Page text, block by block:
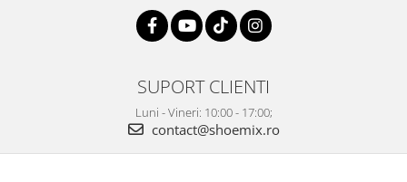
SUPORT CLIENTI
Luni - Vineri: 10:00 - 17:00;
contact@shoemix.ro